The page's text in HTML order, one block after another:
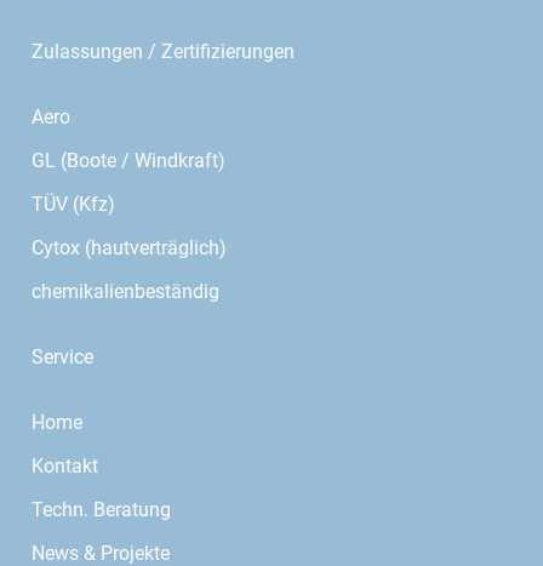
Zulassungen / Zertifizierungen
Aero
GL (Boote / Windkraft)
TÜV (Kfz)
Cytox (hautverträglich)
chemikalienbeständig
Service
Home
Kontakt
Techn. Beratung
News & Projekte